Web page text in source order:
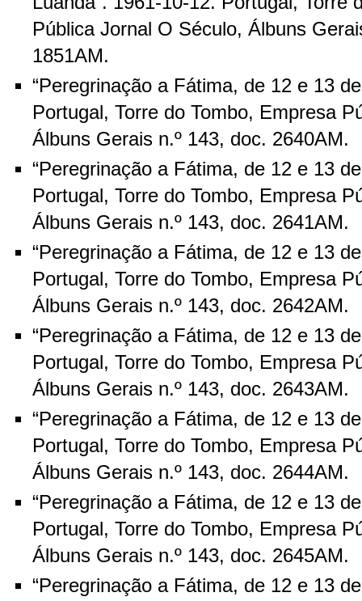
Pública Jornal O Século, Álbuns
1851AM.
“Peregrinação a Fátima, de 12 e 13
Portugal, Torre do Tombo, Empresa
Álbuns Gerais n.º 143, doc. 2640AM.
“Peregrinação a Fátima, de 12 e 13
Portugal, Torre do Tombo, Empresa
Álbuns Gerais n.º 143, doc. 2641AM.
“Peregrinação a Fátima, de 12 e 13
Portugal, Torre do Tombo, Empresa
Álbuns Gerais n.º 143, doc. 2642AM.
“Peregrinação a Fátima, de 12 e 13
Portugal, Torre do Tombo, Empresa
Álbuns Gerais n.º 143, doc. 2643AM.
“Peregrinação a Fátima, de 12 e 13
Portugal, Torre do Tombo, Empresa
Álbuns Gerais n.º 143, doc. 2644AM.
“Peregrinação a Fátima, de 12 e 13
Portugal, Torre do Tombo, Empresa
Álbuns Gerais n.º 143, doc. 2645AM.
“Peregrinação a Fátima, de 12 e 13